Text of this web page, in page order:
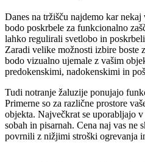
Danes na tržišču najdemo kar
bodo poskrbele za funkcionalno
lahko regulirali svetlobo in poskrbeli
Zaradi velike možnosti izbire boste
bodo vizualno ujemale z vašim
predokenskimi, nadokenskimi in
Tudi notranje žaluzije ponujajo
Primerne so za različne prostore
objekta. Največkrat se uporabljajo
sobah in pisarnah. Cena naj vas ne
povrnili z nižjimi stroški ogrevanja